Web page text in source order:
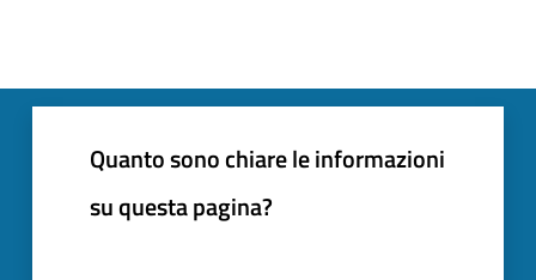
Quanto sono chiare le informazioni
su questa pagina?